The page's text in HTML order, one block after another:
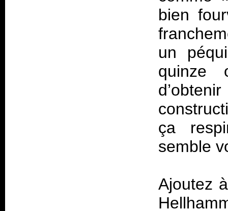
bien
un
quinze
ça
semble
Ajoutez